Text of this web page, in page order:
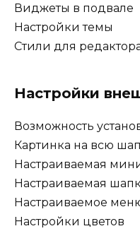
Виджеты в подвале
Настройки темы
Стили для
Настройки
Возможность
Картинка на всю
Настраиваемая
Настраиваемая
Настраиваемое
Настройки цветов